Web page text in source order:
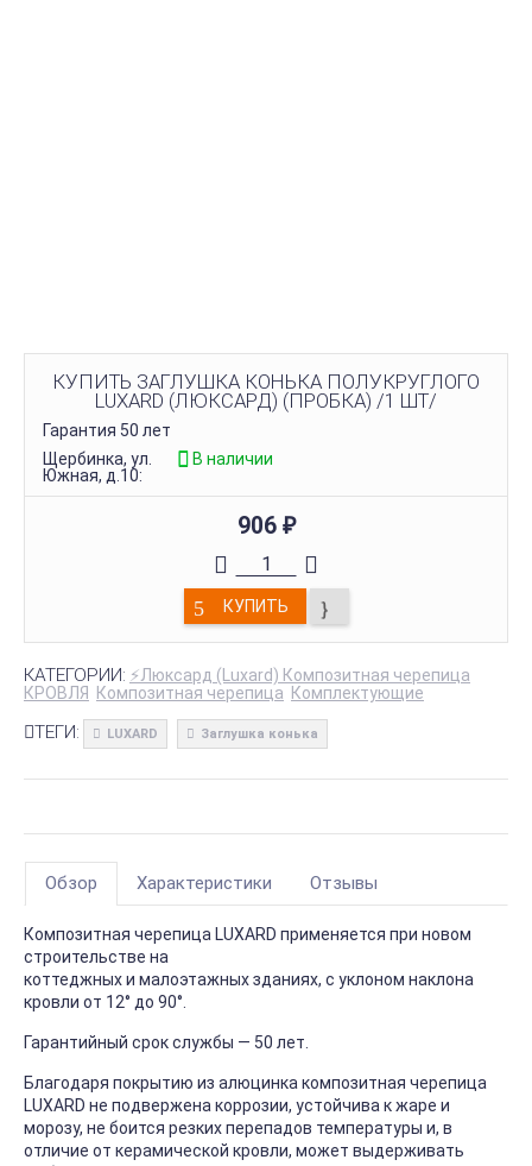
КУПИТЬ ЗАГЛУШКА КОНЬКА ПОЛУКРУГЛОГО
LUXARD (ЛЮКСАРД) (ПРОБКА) /1 ШТ/
Гарантия 50 лет
Щербинка, ул.
Южная, д.10:
В наличии
906 ₽
КУПИТЬ
КАТЕГОРИИ: ⚡Люксард (Luxard) Композитная черепица
КРОВЛЯ
Композитная черепица Комплектующие
ТЕГИ: LUXARD Заглушка конька
Обзор Характеристики Отзывы
Композитная черепица LUXARD применяется при новом
строительстве на
коттеджных и малоэтажных зданиях, с уклоном наклона
кровли от 12° до 90°.
Гарантийный срок службы — 50 лет.
Благодаря покрытию из алюцинка композитная черепица
LUXARD не подвержена коррозии, устойчива к жаре и
морозу, не боится резких перепадов температуры и, в
отличие от керамической кровли, может выдерживать